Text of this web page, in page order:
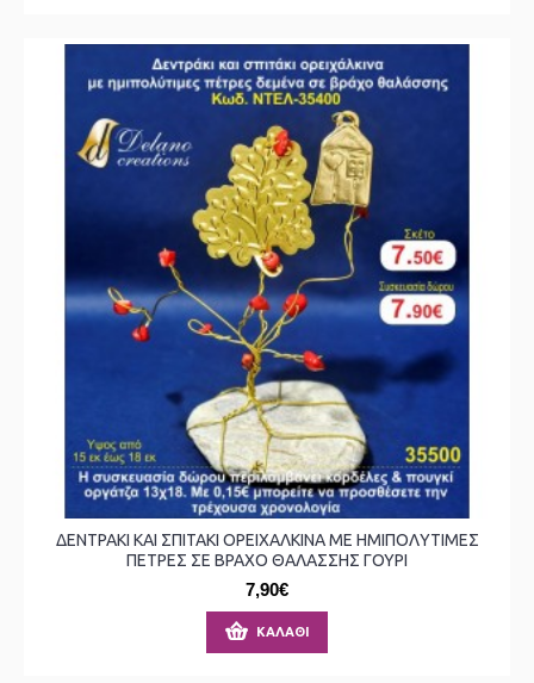
ΔΕΝΤΡΑΚΙ ΚΑΙ ΣΠΙΤΑΚΙ ΟΡΕΙΧΑΛΚΙΝΑ ΜΕ ΗΜΙΠΟΛΥΤΙΜΕΣ
ΠΕΤΡΕΣ ΣΕ ΒΡΑΧΟ ΘΑΛΑΣΣΗΣ ΓΟΥΡΙ
7,90€
ΚΑΛΆΘΙ